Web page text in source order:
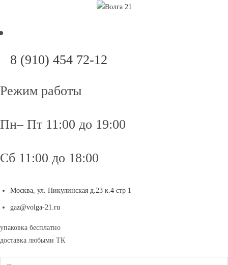
содержимому
8 (910) 454 72-12
Режим работы
Пн– Пт 11:00 до 19:00
Сб 11:00 до 18:00
Москва, ул. Никулинская д.23 к.4 стр 1
gaz@volga-21.ru
вашем
приложении
упаковка бесплатно
доставка любыми ТК
Поиск